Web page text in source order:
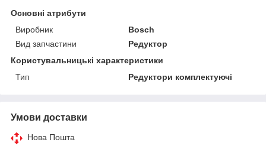
Основні атрибути
Виробник
Bosch
Вид запчастини
Редуктор
Користувальницькі характеристики
Тип
Редуктори комплектуючі
Умови доставки
Нова Пошта